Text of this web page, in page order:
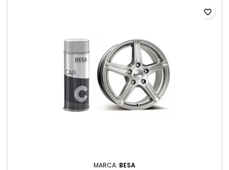
MARCA: BESA
favorite_border